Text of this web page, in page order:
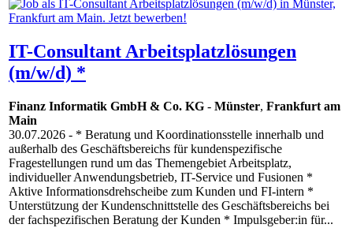
IT-Consultant Arbeitsplatzlösungen
(m/w/d) *
Finanz Informatik GmbH & Co. KG - Münster, Frankfurt am
Main
30.07.2026 - * Beratung und Koordinationsstelle innerhalb und
außerhalb des Geschäftsbereichs für kundenspezifische
Fragestellungen rund um das Themengebiet Arbeitsplatz,
individueller Anwendungsbetrieb, IT-Service und Fusionen *
Aktive Informationsdrehscheibe zum Kunden und FI-intern *
Unterstützung der Kundenschnittstelle des Geschäftsbereichs bei
der fachspezifischen Beratung der Kunden * Impulsgeber:in für...